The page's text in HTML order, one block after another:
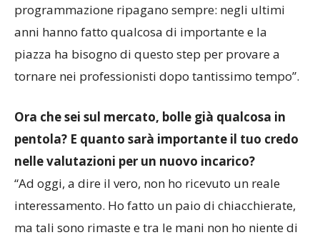
programmazione ripagano sempre: negli ultimi
anni hanno fatto qualcosa di importante e la
piazza ha bisogno di questo step per provare a
tornare nei professionisti dopo tantissimo tempo”.
Ora che sei sul mercato, bolle già qualcosa in
pentola? E quanto sarà importante il tuo credo
nelle valutazioni per un nuovo incarico?
“Ad oggi, a dire il vero, non ho ricevuto un reale
interessamento. Ho fatto un paio di chiacchierate,
ma tali sono rimaste e tra le mani non ho niente di